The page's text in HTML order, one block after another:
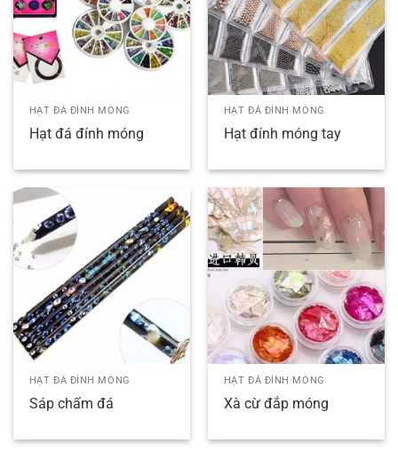
HẠT ĐÁ ĐÍNH MÓNG
Hạt đá đính móng
HẠT ĐÁ ĐÍNH MÓNG
Hạt đính móng tay
HẠT ĐÁ ĐÍNH MÓNG
Sáp chấm đá
HẠT ĐÁ ĐÍNH MÓNG
Xà cừ đắp móng